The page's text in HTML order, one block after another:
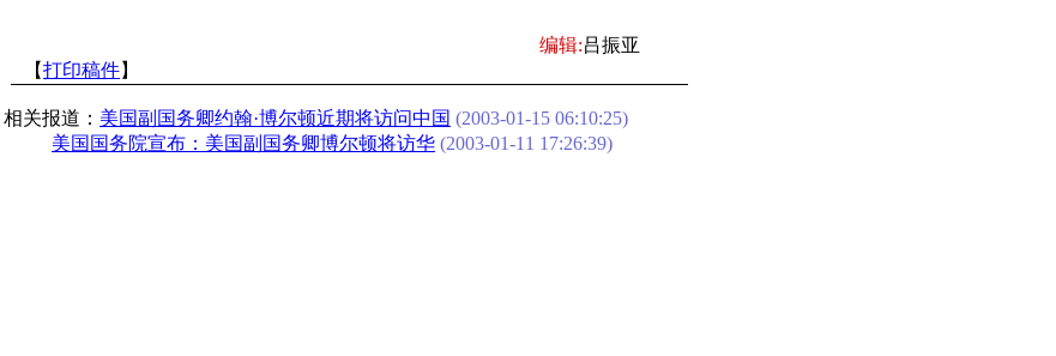
编辑:吕振亚
【打印稿件】
相关报道： 美国副国务卿约翰·博尔顿近期将访问中国 (2003-01-15 06:10:25)
美国国务院宣布：美国副国务卿博尔顿将访华 (2003-01-11 17:26:39)